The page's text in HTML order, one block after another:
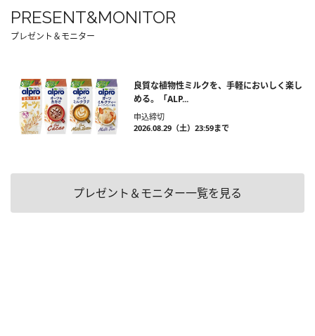
PRESENT&MONITOR
プレゼント＆モニター
良質な植物性ミルクを、手軽においしく楽し
める。「ALP...
申込締切
2026.08.29（土）23:59まで
プレゼント＆モニター一覧を見る